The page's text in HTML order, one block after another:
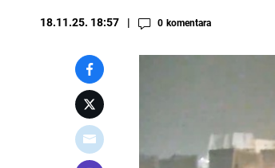
18.11.25. 18:57 0 komentara